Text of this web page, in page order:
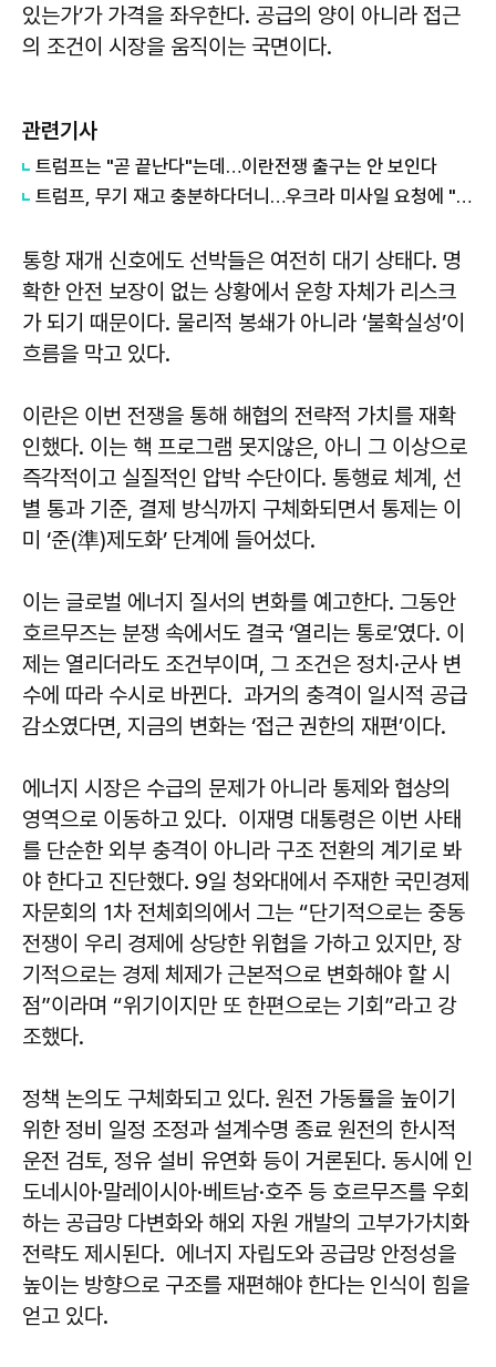
있는가’가 가격을 좌우한다. 공급의 양이 아니라 접근
의 조건이 시장을 움직이는 국면이다.
관련기사
트럼프는 "곧 끝난다"는데…이란전쟁 출구는 안 보인다
트럼프, 무기 재고 충분하다더니…우크라 미사일 요청에 "우리도 필요"
통항 재개 신호에도 선박들은 여전히 대기 상태다. 명
확한 안전 보장이 없는 상황에서 운항 자체가 리스크
가 되기 때문이다. 물리적 봉쇄가 아니라 ‘불확실성’이
흐름을 막고 있다.
이란은 이번 전쟁을 통해 해협의 전략적 가치를 재확
인했다. 이는 핵 프로그램 못지않은, 아니 그 이상으로
즉각적이고 실질적인 압박 수단이다. 통행료 체계, 선
별 통과 기준, 결제 방식까지 구체화되면서 통제는 이
미 ‘준(準)제도화’ 단계에 들어섰다.
이는 글로벌 에너지 질서의 변화를 예고한다. 그동안
호르무즈는 분쟁 속에서도 결국 ‘열리는 통로’였다. 이
제는 열리더라도 조건부이며, 그 조건은 정치·군사 변
수에 따라 수시로 바뀐다. 과거의 충격이 일시적 공급
감소였다면, 지금의 변화는 ‘접근 권한의 재편’이다.
에너지 시장은 수급의 문제가 아니라 통제와 협상의
영역으로 이동하고 있다. 이재명 대통령은 이번 사태
를 단순한 외부 충격이 아니라 구조 전환의 계기로 봐
야 한다고 진단했다. 9일 청와대에서 주재한 국민경제
자문회의 1차 전체회의에서 그는 “단기적으로는 중동
전쟁이 우리 경제에 상당한 위협을 가하고 있지만, 장
기적으로는 경제 체제가 근본적으로 변화해야 할 시
점”이라며 “위기이지만 또 한편으로는 기회”라고 강
조했다.
정책 논의도 구체화되고 있다. 원전 가동률을 높이기
위한 정비 일정 조정과 설계수명 종료 원전의 한시적
운전 검토, 정유 설비 유연화 등이 거론된다. 동시에 인
도네시아·말레이시아·베트남·호주 등 호르무즈를 우회
하는 공급망 다변화와 해외 자원 개발의 고부가가치화
전략도 제시된다. 에너지 자립도와 공급망 안정성을
높이는 방향으로 구조를 재편해야 한다는 인식이 힘을
얻고 있다.